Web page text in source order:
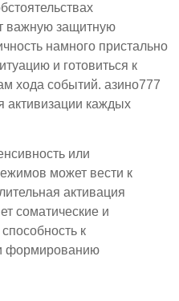
важную защитную
намного пристально
и готовиться к
хода событий. азино777
активизации каждых
или
может вести к
активация
соматические и
к
формированию